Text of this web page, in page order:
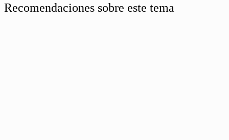
Recomendaciones sobre este tema